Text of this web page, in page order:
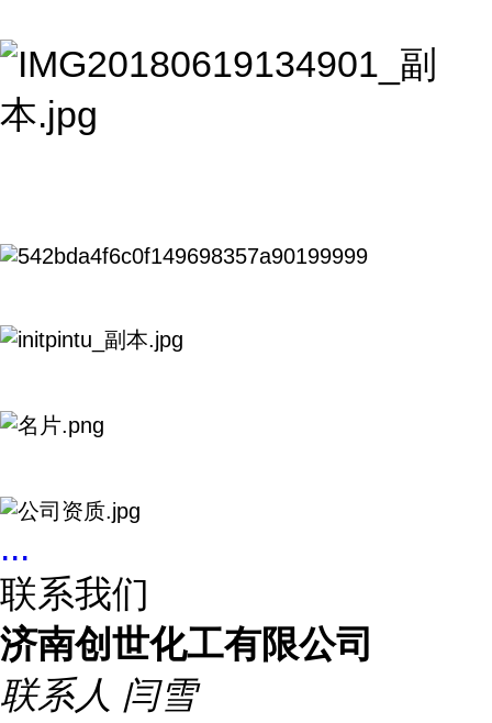
...
联系我们
济南创世化工有限公司
联系人 闫雪